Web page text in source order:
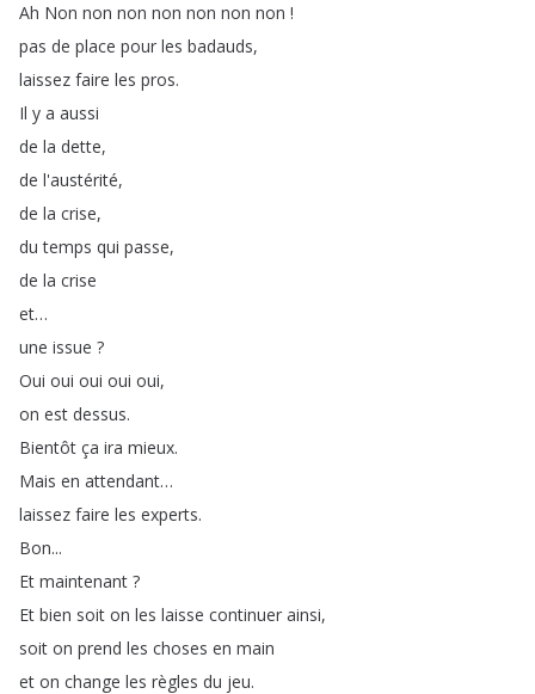
Ah Non non non non non non non !
pas de place pour les badauds,
laissez faire les pros.
Il y a aussi
de la dette,
de l'austérité,
de la crise,
du temps qui passe,
de la crise
et…
une issue ?
Oui oui oui oui oui,
on est dessus.
Bientôt ça ira mieux.
Mais en attendant…
laissez faire les experts.
Bon...
Et maintenant ?
Et bien soit on les laisse continuer ainsi,
soit on prend les choses en main
et on change les règles du jeu.